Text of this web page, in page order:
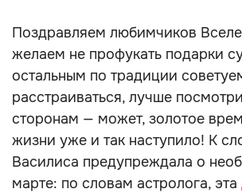
Поздравляем любимчиков
желаем не профукать подарки
остальным по традиции
расстраиваться, лучше
сторонам — может, золотое
жизни уже и так наступило! К
Василиса предупреждала о
марте: по словам астролога, эта